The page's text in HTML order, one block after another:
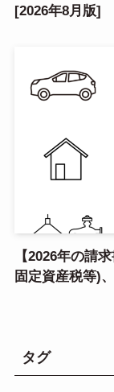
[2026年8月版]
【2026年の請
固定資産税等)
タグ